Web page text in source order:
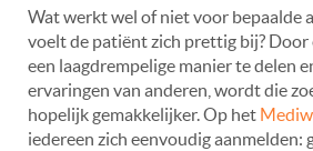
Wat werkt wel of niet voor bepaalde
voelt de patiënt zich prettig bij? Door
een laagdrempelige manier te delen
ervaringen van anderen, wordt die
hopelijk gemakkelijker. Op het
iedereen zich eenvoudig aanmelden: